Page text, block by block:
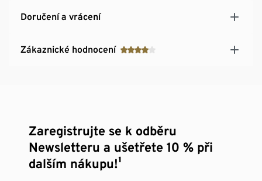
Doručení a vrácení
Zákaznické hodnocení
Zaregistrujte se k odběru
Newsletteru a ušetřete 10 % při
dalším nákupu!¹